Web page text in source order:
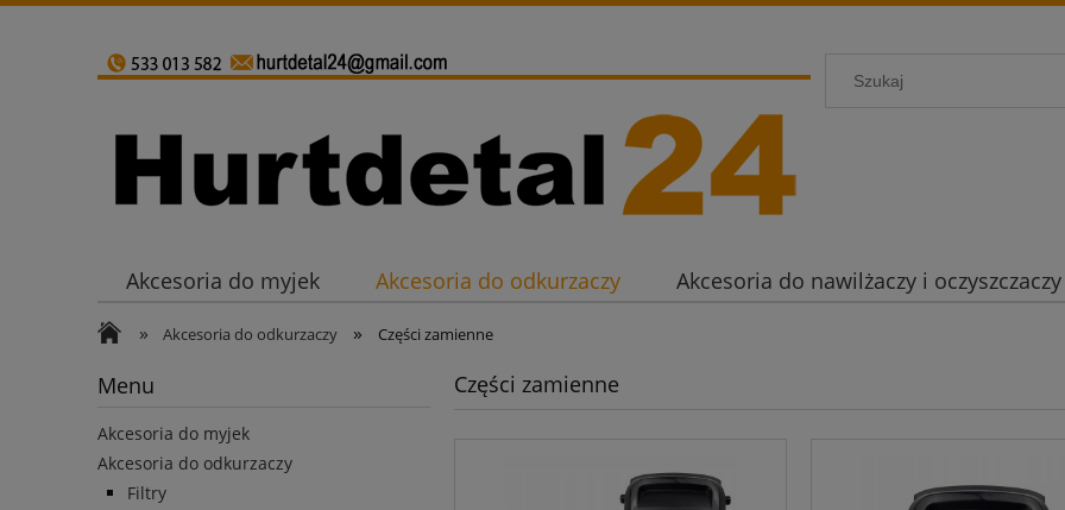
Akcesoria do myjek Akcesoria do odkurzaczy Akcesoria do nawilżaczy i
» Akcesoria do odkurzaczy » Części zamienne
Menu
Akcesoria do myjek
Akcesoria do odkurzaczy
Filtry
Części zamienne